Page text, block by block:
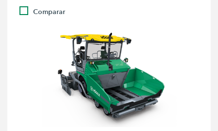
Comparar